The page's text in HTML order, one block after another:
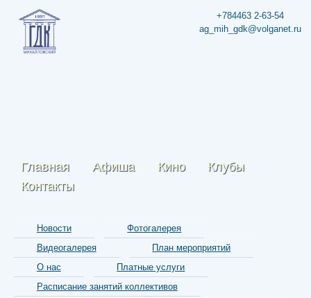
+784463 2-63-54
ag_mih_gdk@volganet.ru
Главная Афиша Кино
Клубы
Контакты
Новости
Фотогалерея
Видеогалерея
План мероприятий
О нас
Платные услуги
Расписание занятий коллективов